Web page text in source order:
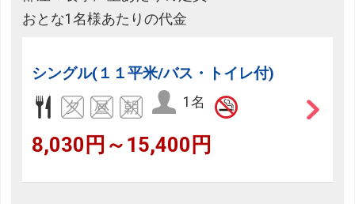
おとな1名様あたりの代金
シングル(１１平米/バス・トイレ付)
1名
8,030円～15,400円